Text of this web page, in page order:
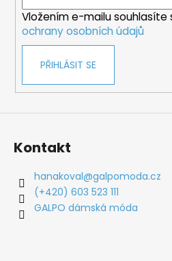
Vložením e-mailu souhlasíte
ochrany osobních údajů
PŘIHLÁSIT SE
Kontakt
hanakoval@galpomoda.cz
(+420) 603 523 111
GALPO dámská móda